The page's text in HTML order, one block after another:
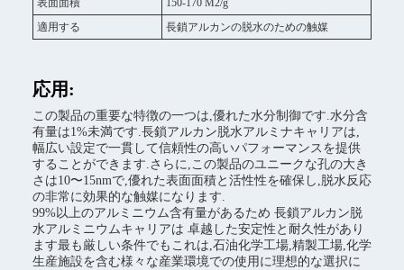
表面面積
150-170 M2/g
適用する
長鎖アルカンの脱水のための触媒
応用:
この製品の重要な特徴の一つは,優れた水分制御です.水分含
有量は1%未満です.長鎖アルカン脱水アルミナキャリアは,
幅広い設定で一貫して信頼性の高いパフォーマンスを提供
することができます.さらに,この製品のユニークな孔の大き
さは10〜15nmで,優れた表面面積と活性性を確保し,脱水反応
の非常に効果的な触媒になります.
99%以上のアルミニウム含有量があるため 長鎖アルカン脱
水アルミニウムキャリアは 卓越した安定性と耐久性があり
ます最も厳しい条件でもこれは,石油化学工場,精製工場,化学
生産施設を含む様々な産業環境での使用に理想的な選択に